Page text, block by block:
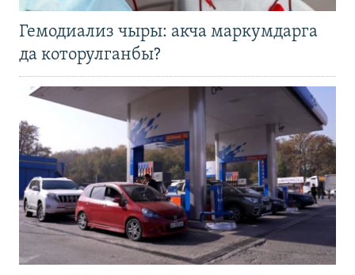
Гемодиализ чыры: акча маркумдарга
да которулганбы?